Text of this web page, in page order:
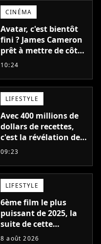
CINÉMA
Avatar, c'est bientôt
fini ? James Cameron
prêt à mettre de côté
sa saga de science-
de recettes
10:24
LIFESTYLE
Avec 400 millions de
dollars de recettes,
c'est la révélation de
2026 au cinéma : cette
remplacer Jennifer
Lawrence chez Marvel
09:23
LIFESTYLE
6ème film le plus
puissant de 2025, la
suite de cette
franchise culte est
8 août 2026